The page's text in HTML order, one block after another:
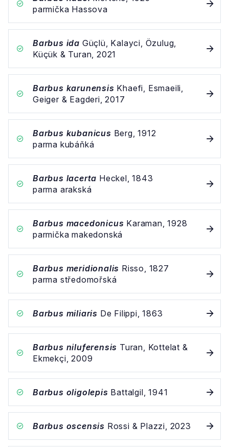
parmička Hassova
Barbus ida Güçlü, Kalayci, Özulug,
Küçük & Turan, 2021
Barbus karunensis Khaefi, Esmaeili,
Geiger & Eagderi, 2017
Barbus kubanicus Berg, 1912
parma kubáňká
Barbus lacerta Heckel, 1843
parma arakská
Barbus macedonicus Karaman, 1928
parmička makedonská
Barbus meridionalis Risso, 1827
parma středomořská
Barbus miliaris De Filippi, 1863
Barbus niluferensis Turan, Kottelat &
Ekmekçi, 2009
Barbus oligolepis Battalgil, 1941
Barbus oscensis Rossi & Plazzi, 2023